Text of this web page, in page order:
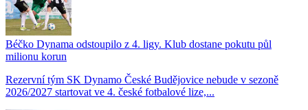
Béčko Dynama odstoupilo z 4. ligy. Klub dostane pokutu půl
milionu korun
Rezervní tým SK Dynamo České Budějovice nebude v sezoně
2026/2027 startovat ve 4. české fotbalové lize,...